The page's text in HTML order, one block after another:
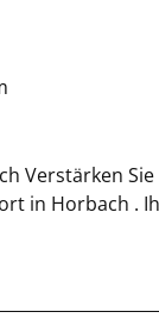
Verstärken
in Horbach .